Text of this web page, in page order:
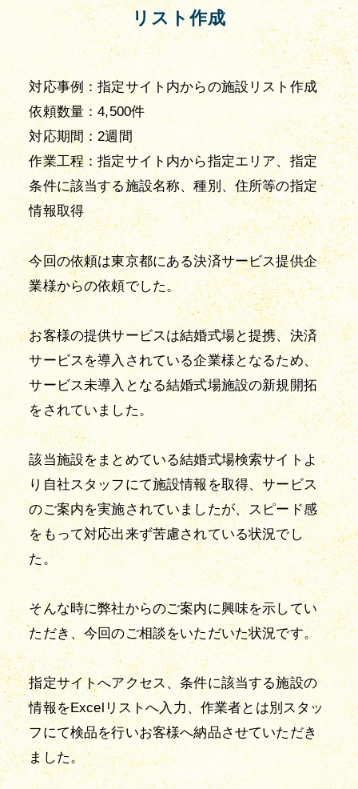
リスト作成
対応事例：指定サイト内からの施設リスト作成
依頼数量：4,500件
対応期間：2週間
作業工程：指定サイト内から指定エリア、指定
条件に該当する施設名称、種別、住所等の指定
情報取得
今回の依頼は東京都にある決済サービス提供企
業様からの依頼でした。
お客様の提供サービスは結婚式場と提携、決済
サービスを導入されている企業様となるため、
サービス未導入となる結婚式場施設の新規開拓
をされていました。
該当施設をまとめている結婚式場検索サイトよ
り自社スタッフにて施設情報を取得、サービス
のご案内を実施されていましたが、スピード感
をもって対応出来ず苦慮されている状況でし
た。
そんな時に弊社からのご案内に興味を示してい
ただき、今回のご相談をいただいた状況です。
指定サイトへアクセス、条件に該当する施設の
情報をExcelリストへ入力、作業者とは別スタッ
フにて検品を行いお客様へ納品させていただき
ました。